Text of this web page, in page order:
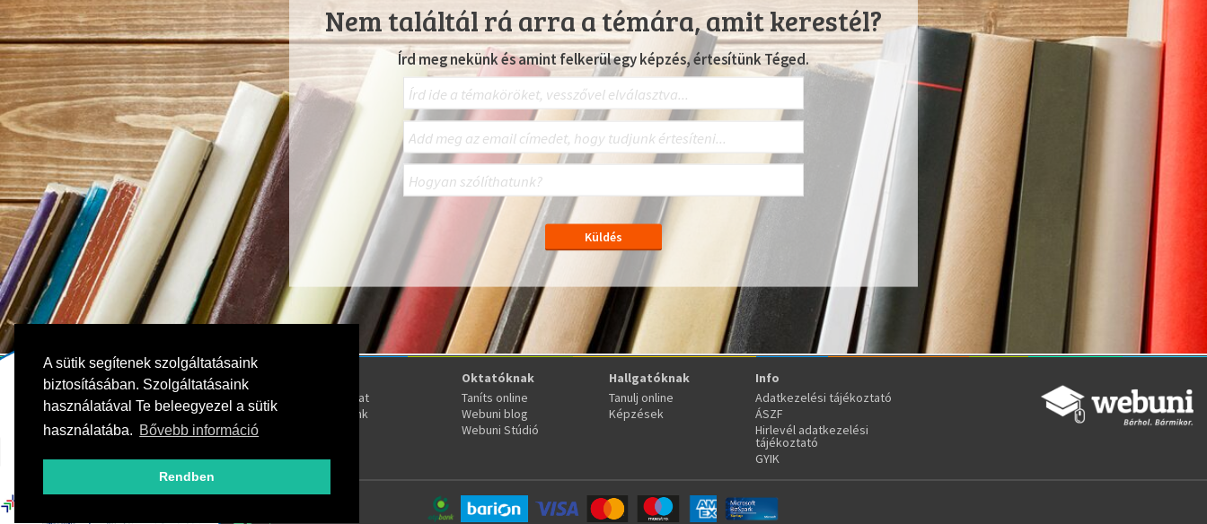
A sütik segítenek szolgáltatásaink
biztosításában. Szolgáltatásaink
használatával Te beleegyezel a sütik
használatába. Bővebb információ
Rendben
Nem találtál rá arra a témára, amit kerestél?
Írd meg nekünk és amint felkerül egy képzés, értesítünk Téged.
Kövess bennünket!
Kapcsolat
Oktatóink
Oktatóknak
Taníts online
Webuni blog
Webuni Stúdió
Hallgatóknak
Tanulj online
Képzések
Info
Adatkezelési tájékoztató
ÁSZF
Hirlevél adatkezelési
tájékoztató
GYIK